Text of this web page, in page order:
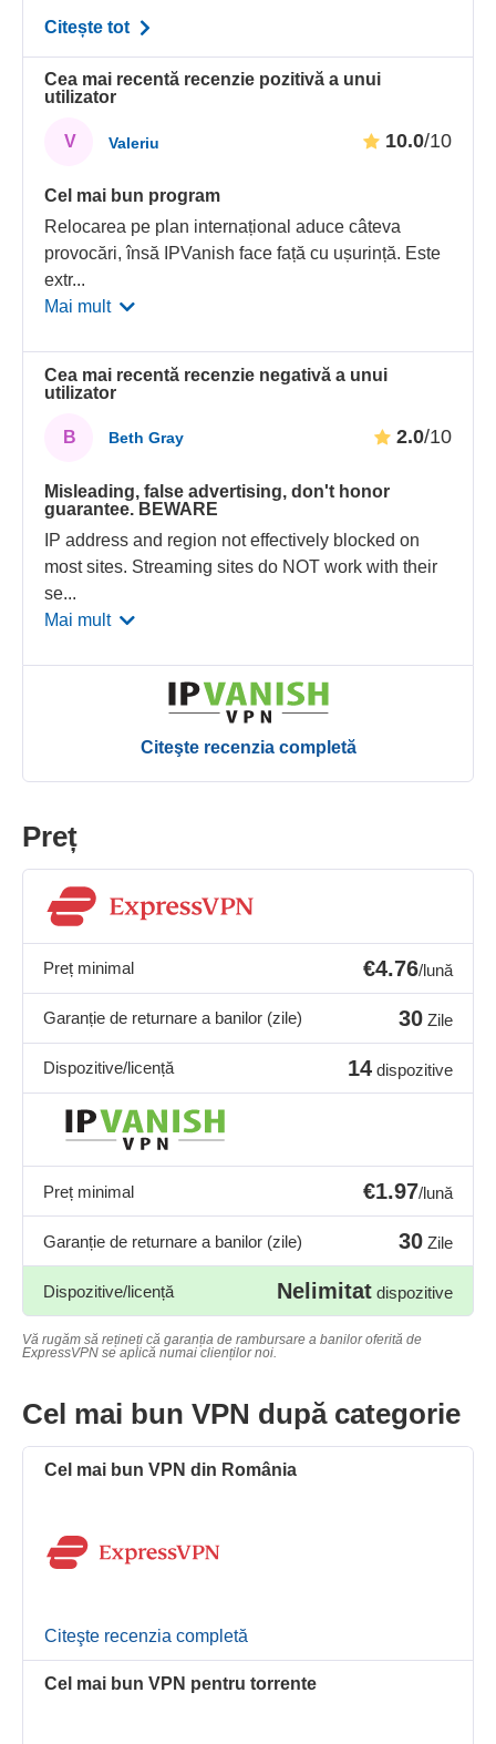
Citește tot
Cea mai recentă recenzie pozitivă a unui
utilizator
V Valeriu 10.0/10
Cel mai bun program
Relocarea pe plan internațional aduce câteva
provocări, însă IPVanish face față cu ușurință. Este
extr...
Mai mult
Cea mai recentă recenzie negativă a unui
utilizator
B Beth Gray 2.0/10
Misleading, false advertising, don't honor
guarantee. BEWARE
IP address and region not effectively blocked on
most sites. Streaming sites do NOT work with their
se...
Mai mult
Citeşte recenzia completă
Preț
Preț minimal €4.76/lună
Garanție de returnare a banilor (zile) 30 Zile
Dispozitive/licență 14 dispozitive
Preț minimal €1.97/lună
Garanție de returnare a banilor (zile) 30 Zile
Dispozitive/licență Nelimitat dispozitive
Vă rugăm să rețineți că garanția de rambursare a banilor oferită de
ExpressVPN se aplică numai clienților noi.
Cel mai bun VPN după categorie
Cel mai bun VPN din România
Citeşte recenzia completă
Cel mai bun VPN pentru torrente